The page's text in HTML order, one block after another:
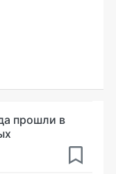
прошли в